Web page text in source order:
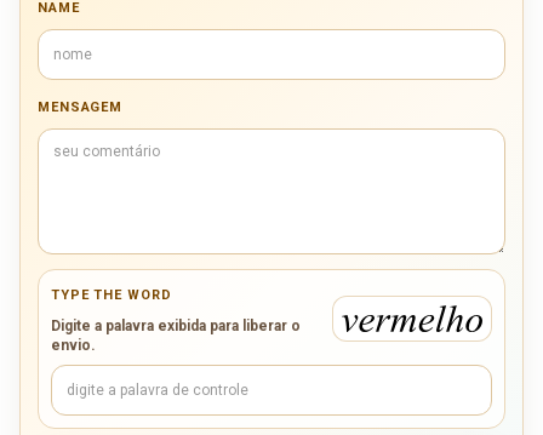
NAME
MENSAGEM
TYPE THE WORD
Digite a palavra exibida para liberar o
envio.